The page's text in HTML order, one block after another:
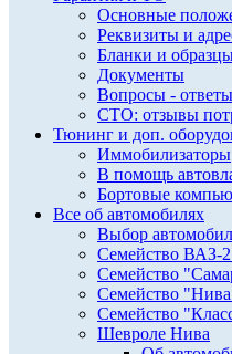
Основные
Реквизиты и
Бланки и
Документы
Вопросы - ответы
СТО: отзывы
Тюнинг и доп.
Иммобилизаторы
В помощь
Бортовые
Все об автомобилях
Выбор
Семейство ВАЗ-
Семейство
Семейство
Семейство
Шевроле Нива